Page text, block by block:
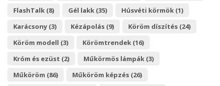
FlashTalk (8)
Gél lakk (35)
Húsvéti körmök (1)
Karácsony (3)
Kézápolás (9)
Köröm díszítés (24)
Köröm modell (3)
Körömtrendek (16)
Króm és ezüst (2)
Műkörmös lámpák (3)
Műköröm (86)
Műköröm képzés (26)